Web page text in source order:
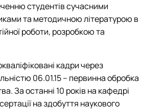
студентів сучасними
та методичною літературою в
роботи, розробкою та
кадри через
06.01.15 – первинна обробка
За останні 10 років на кафедрі
на здобуття наукового